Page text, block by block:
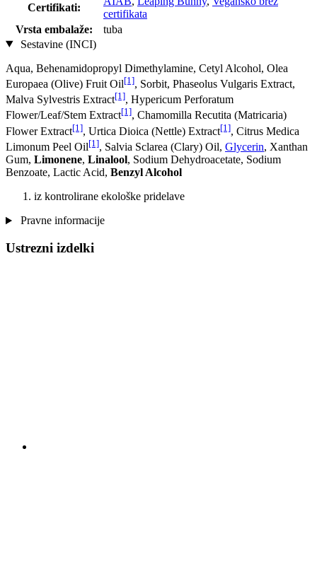
Certifikati:
certifikata
Vrsta embalaže:
tuba
Sestavine (INCI)
Aqua, Behenamidopropyl Dimethylamine, Cetyl Alcohol, Olea
Europaea (Olive) Fruit Oil[1], Sorbit, Phaseolus Vulgaris Extract,
Malva Sylvestris Extract[1], Hypericum Perforatum
Flower/Leaf/Stem Extract[1], Chamomilla Recutita (Matricaria)
Flower Extract[1], Urtica Dioica (Nettle) Extract[1], Citrus Medica
Limonum Peel Oil[1], Salvia Sclarea (Clary) Oil, Glycerin, Xanthan
Gum, Limonene, Linalool, Sodium Dehydroacetate, Sodium
Benzoate, Lactic Acid, Benzyl Alcohol
iz kontrolirane ekološke pridelave
Pravne informacije
Ustrezni izdelki